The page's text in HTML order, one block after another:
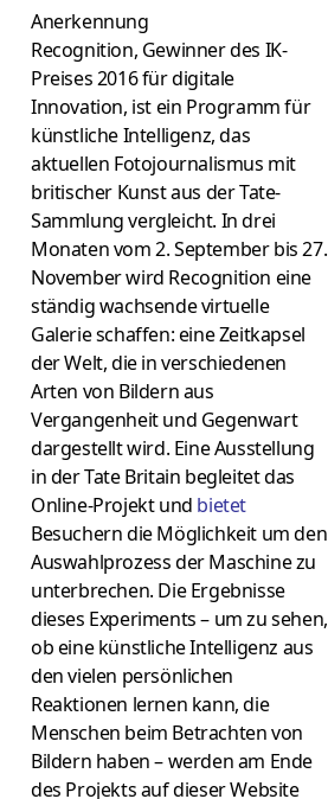
Anerkennung
Recognition, Gewinner des IK-
Preises 2016 für digitale
Innovation, ist ein Programm für
künstliche Intelligenz, das
aktuellen Fotojournalismus mit
britischer Kunst aus der Tate-
Sammlung vergleicht. In drei
Monaten vom 2. September bis 27.
November wird Recognition eine
ständig wachsende virtuelle
Galerie schaffen: eine Zeitkapsel
der Welt, die in verschiedenen
Arten von Bildern aus
Vergangenheit und Gegenwart
dargestellt wird. Eine Ausstellung
in der Tate Britain begleitet das
Online-Projekt und bietet
Besuchern die Möglichkeit um den
Auswahlprozess der Maschine zu
unterbrechen. Die Ergebnisse
dieses Experiments – um zu sehen,
ob eine künstliche Intelligenz aus
den vielen persönlichen
Reaktionen lernen kann, die
Menschen beim Betrachten von
Bildern haben – werden am Ende
des Projekts auf dieser Website